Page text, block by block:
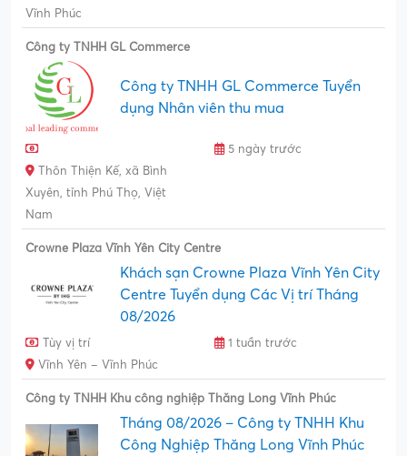
Vĩnh Phúc
Công ty TNHH GL Commerce
Công ty TNHH GL Commerce Tuyển
dụng Nhân viên thu mua
5 ngày trước
Thôn Thiện Kế, xã Bình
Xuyên, tỉnh Phú Thọ, Việt
Nam
Crowne Plaza Vĩnh Yên City Centre
Khách sạn Crowne Plaza Vĩnh Yên City
Centre Tuyển dụng Các Vị trí Tháng
08/2026
Tùy vị trí
1 tuần trước
Vĩnh Yên – Vĩnh Phúc
Công ty TNHH Khu công nghiệp Thăng Long Vĩnh Phúc
Tháng 08/2026 – Công ty TNHH Khu
Công Nghiệp Thăng Long Vĩnh Phúc